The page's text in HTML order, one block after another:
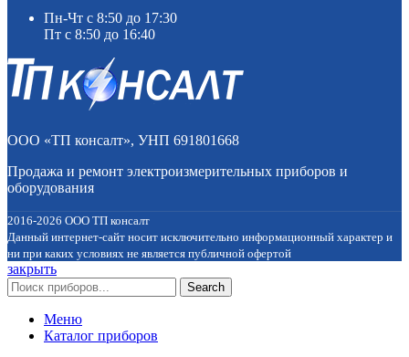
Пн-Чт с 8:50 до 17:30
Пт с 8:50 до 16:40
ООО «ТП консалт», УНП 691801668
Продажа и ремонт электроизмерительных приборов и
оборудования
2016-2026 ООО ТП консалт
Данный интернет-сайт носит исключительно информационный характер и
ни при каких условиях не является публичной офертой
закрыть
Search
Меню
Каталог приборов